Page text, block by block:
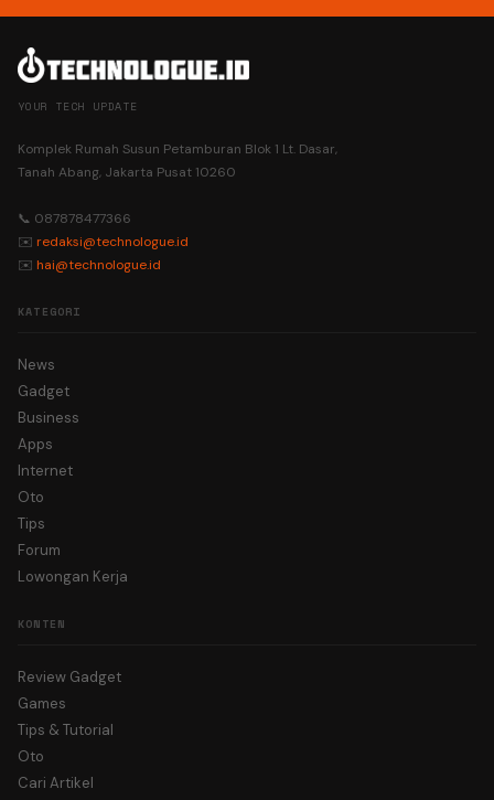
YOUR TECH UPDATE
Komplek Rumah Susun Petamburan Blok 1 Lt. Dasar,
Tanah Abang, Jakarta Pusat 10260
📞 087878477366
✉️ redaksi@technologue.id
✉️ hai@technologue.id
KATEGORI
News
Gadget
Business
Apps
Internet
Oto
Tips
Forum
Lowongan Kerja
KONTEN
Review Gadget
Games
Tips & Tutorial
Oto
Cari Artikel